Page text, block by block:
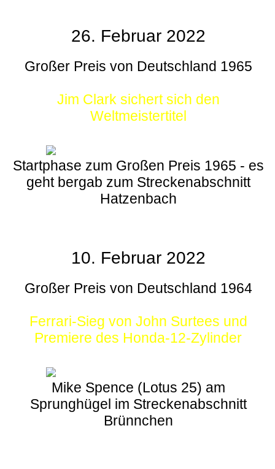
26. Februar 2022
Großer Preis von Deutschland 1965
Jim Clark sichert sich den
Weltmeistertitel
Startphase zum Großen Preis 1965 - es
geht bergab zum Streckenabschnitt
Hatzenbach
10. Februar 2022
Großer Preis von Deutschland 1964
Ferrari-Sieg von John Surtees und
Premiere des Honda-12-Zylinder
Mike Spence (Lotus 25) am
Sprunghügel im Streckenabschnitt
Brünnchen